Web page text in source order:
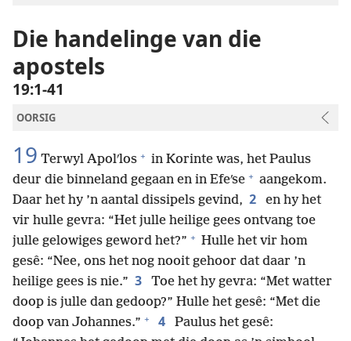
Die handelinge van die
apostels
19:1-41
OORSIG
19 Terwyl Apolʹlos + in Korinte was, het Paulus
deur die binneland gegaan en in Efeʹse + aangekom.
Daar het hy ’n aantal dissipels gevind, 2
en hy het
vir hulle gevra: “Het julle heilige gees ontvang toe
julle gelowiges geword het?” + Hulle het vir hom
gesê: “Nee, ons het nog nooit gehoor dat daar ’n
heilige gees is nie.” 3
Toe het hy gevra: “Met watter
doop is julle dan gedoop?” Hulle het gesê: “Met die
doop van Johannes.” + 4
Paulus het gesê: